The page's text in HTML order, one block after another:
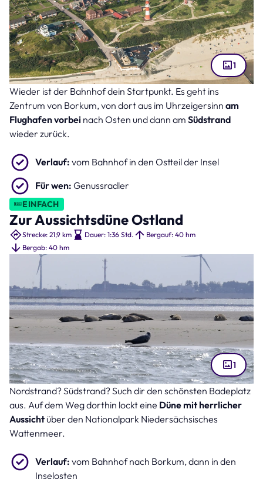
Südstrand Borkum (Bild: S. Engels – stock.adobe.com )
1
Wieder ist der Bahnhof dein Startpunkt. Es geht ins
Zentrum von Borkum, von dort aus im Uhrzeigersinn am
Flughafen vorbei nach Osten und dann am Südstrand
wieder zurück.
Verlauf: vom Bahnhof in den Ostteil der Insel
Für wen: Genussradler
EINFACH
Zur Aussichtsdüne Ostland
Strecke: 21,9 km Dauer: 1:36 Std.
Bergauf: 40 hm
Bergab: 40 hm
Nationalpark Niedersächsisches Wattenmeer vor Borkum (Bild: dina –
stock.adobe.com )
1
Nordstrand? Südstrand? Such dir den schönsten Badeplatz
aus. Auf dem Weg dorthin lockt eine Düne mit herrlicher
Aussicht über den Nationalpark Niedersächsisches
Wattenmeer.
Verlauf: vom Bahnhof nach Borkum, dann in den
Inselosten